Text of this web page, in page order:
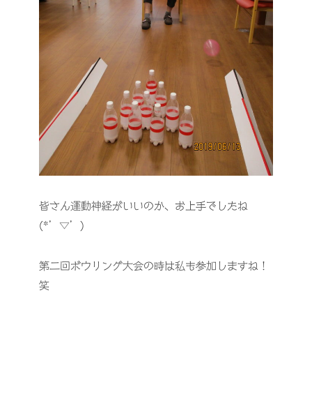
皆さん運動神経がいいのか、お上手でしたね
(*’▽’)
第二回ボウリング大会の時は私も参加しますね！
笑